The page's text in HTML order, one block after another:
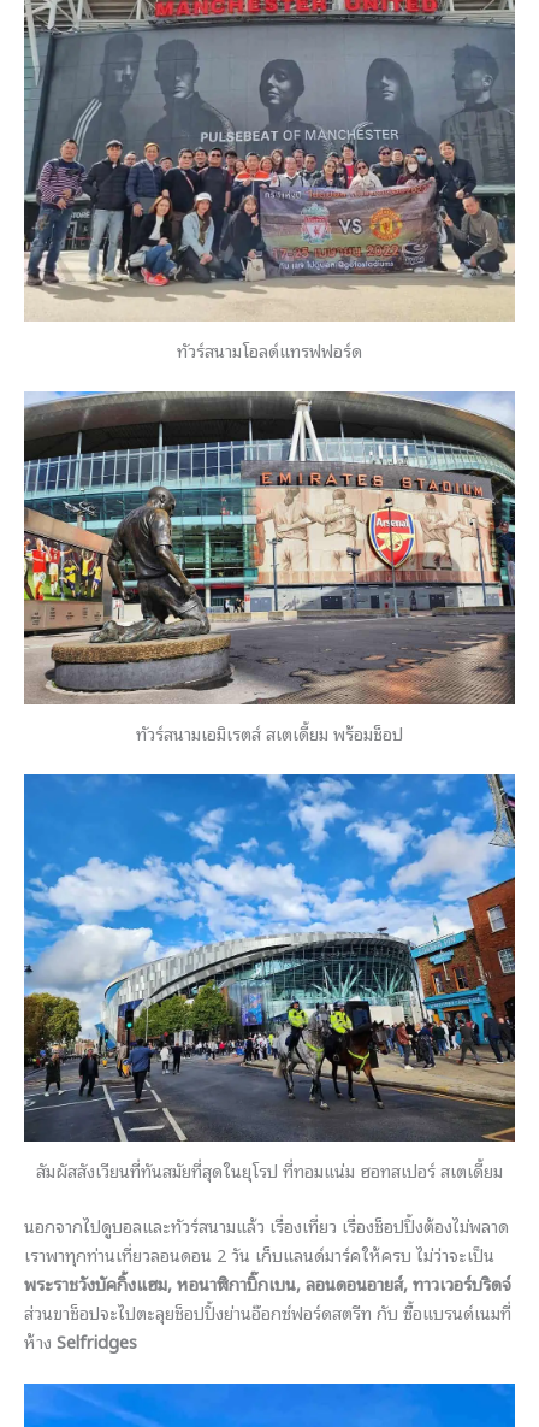
ทัวร์สนามโอลด์แทรฟฟอร์ด
ทัวร์สนามเอมิเรตส์ สเตเดี้ยม พร้อมช็อป
สัมผัสสังเวียนที่ทันสมัยที่สุดในยุโรป ที่ทอมแน่ม ฮอทสเปอร์ สเตเดี้ยม
นอกจากไปดูบอลและทัวร์สนามแล้ว เรื่องเที่ยว เรื่องช็อปปิ้งต้องไม่พลาด
เราพาทุกท่านเที่ยวลอนดอน 2 วัน เก็บแลนด์มาร์คให้ครบ ไม่ว่าจะเป็น
พระราชวังบัคกิ้งแฮม, หอนาฬิกาบิ๊กเบน, ลอนดอนอายส์, ทาวเวอร์บริดจ์
ส่วนขาช็อปจะไปตะลุยช็อปปิ้งย่านอ๊อกซ์ฟอร์ดสตรีท กับ ซื้อแบรนด์เนมที่
ห้าง Selfridges